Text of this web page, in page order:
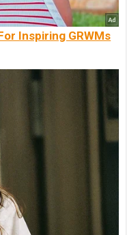
Inspiring GRWMs